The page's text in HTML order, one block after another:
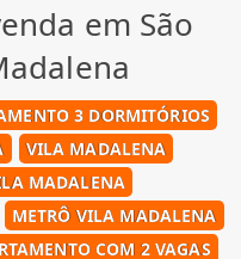
em São
3 DORMITÓRIOS
VILA MADALENA
MADALENA
METRÔ VILA MADALENA
COM 2 VAGAS